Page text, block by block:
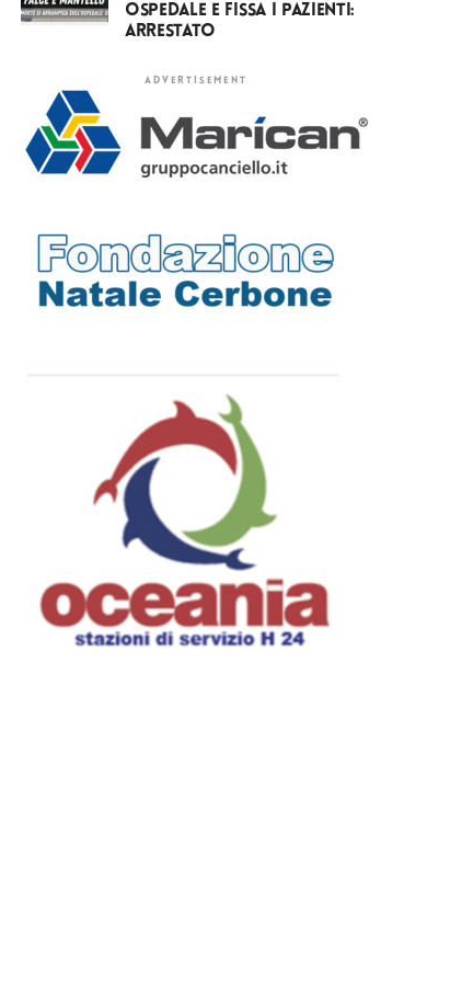
ospedale e fissa i pazienti:
arrestato
ADVERTISEMENT